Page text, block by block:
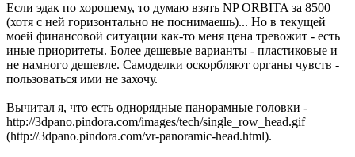
Если эдак по хорошему, то думаю взять NP ORBITA за 8500
(хотя с ней горизонтально не поснимаешь)... Но в текущей
моей финансовой ситуации как-то меня цена тревожит - есть
иные приоритеты. Более дешевые варианты - пластиковые и
не намного дешевле. Самоделки оскорбляют органы чувств -
пользоваться ими не захочу.
Вычитал я, что есть однорядные панорамные головки -
http://3dpano.pindora.com/images/tech/single_row_head.gif
(http://3dpano.pindora.com/vr-panoramic-head.html).